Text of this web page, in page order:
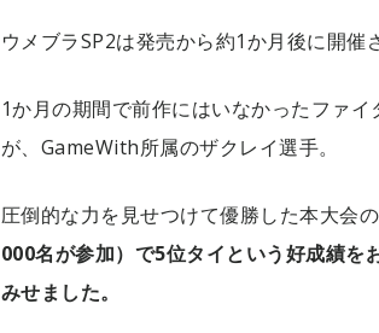
ウメブラSP2は発売から約1か月後に開催
1か月の期間で前作にはいなかったファ
が、GameWith所属のザクレイ選手。
圧倒的な力を見せつけて優勝した本大会
000名が参加）で5位タイという好成績を
みせました。